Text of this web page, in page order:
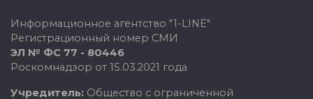
Информационное агентство "1-LINE"
Регистрационный номер СМИ
ЭЛ № ФС 77 - 80446
Роскомнадзор от 15.03.2021 года
Учредитель: Общество с ограниченной